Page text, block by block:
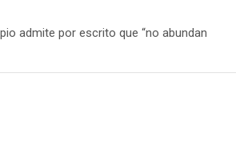
admite por escrito que “no abundan